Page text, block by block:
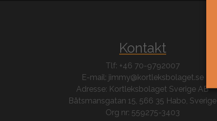
Kontakt
Tlf: +46 70-9792007
E-mail: jimmy@kortleksbolaget.se
Adresse: Kortleksbolaget Sverige AB
Båtsmansgatan 15, 566 35 Habo, Sverige
Org nr: 559275-3403